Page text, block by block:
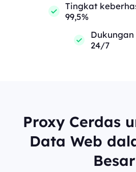
Tingkat
99,5%
Dukungan
24/7
Proxy Cerdas
Data Web
Besar